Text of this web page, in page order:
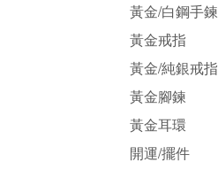
黃金/白鋼手鍊
黃金戒指
黃金/純銀戒指
黃金腳鍊
黃金耳環
開運/擺件